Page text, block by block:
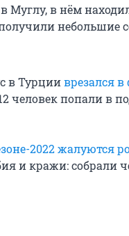
Муглу, в нём
небольшие
в Турцииврезался
человек попали в
2022 жалуются
и кражи: собрали